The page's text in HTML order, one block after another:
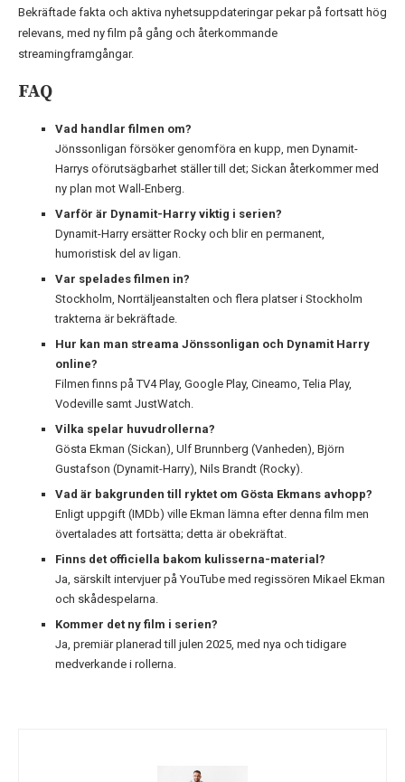
Bekräftade fakta och aktiva nyhetsuppdateringar pekar på fortsatt hög
relevans, med ny film på gång och återkommande
streamingframgångar.
FAQ
Vad handlar filmen om?
Jönssonligan försöker genomföra en kupp, men Dynamit-
Harrys oförutsägbarhet ställer till det; Sickan återkommer med
ny plan mot Wall-Enberg.
Varför är Dynamit-Harry viktig i serien?
Dynamit-Harry ersätter Rocky och blir en permanent,
humoristisk del av ligan.
Var spelades filmen in?
Stockholm, Norrtäljeanstalten och flera platser i Stockholm
trakterna är bekräftade.
Hur kan man streama Jönssonligan och Dynamit Harry
online?
Filmen finns på TV4 Play, Google Play, Cineamo, Telia Play,
Vodeville samt JustWatch.
Vilka spelar huvudrollerna?
Gösta Ekman (Sickan), Ulf Brunnberg (Vanheden), Björn
Gustafson (Dynamit-Harry), Nils Brandt (Rocky).
Vad är bakgrunden till ryktet om Gösta Ekmans avhopp?
Enligt uppgift (IMDb) ville Ekman lämna efter denna film men
övertalades att fortsätta; detta är obekräftat.
Finns det officiella bakom kulisserna-material?
Ja, särskilt intervjuer på YouTube med regissören Mikael Ekman
och skådespelarna.
Kommer det ny film i serien?
Ja, premiär planerad till julen 2025, med nya och tidigare
medverkande i rollerna.